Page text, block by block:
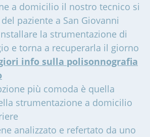
a domicilio il nostro tecnico si
paziente a San Giovanni
la strumentazione di
e torna a recuperarla il giorno
info sulla polisonnografia
più comoda è quella
strumentazione a domicilio
analizzato e refertato da uno